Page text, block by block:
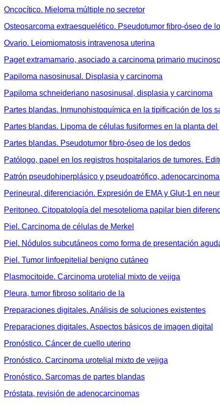
Oncocítico. Mieloma múltiple no secretor
Osteosarcoma extraesquelético. Pseudotumor fibro-óseo de
Ovario. Leiomiomatosis intravenosa uterina
Paget extramamario, asociado a carcinoma primario
Papiloma nasosinusal. Displasia y carcinoma
Papiloma schneideriano nasosinusal, displasia y carcinoma
Partes blandas. Inmunohistoquímica en la tipificación de los
Partes blandas. Lipoma de células fusiformes en la planta del
Partes blandas. Pseudotumor fibro-óseo de los dedos
Patólogo, papel en los registros hospitalarios de tumores.
Patrón pseudohiperplásico y pseudoatrófico,
Perineural, diferenciación. Expresión de EMA y Glut-1 en
Peritoneo. Citopatología del mesotelioma papilar bien
Piel. Carcinoma de células de Merkel
Piel. Nódulos subcutáneos como forma de presentación
Piel. Tumor linfoepitelial benigno cutáneo
Plasmocitoide. Carcinoma urotelial mixto de vejiga
Pleura, tumor fibroso solitario de la
Preparaciones digitales. Análisis de soluciones existentes
Preparaciones digitales. Aspectos básicos de imagen digital
Pronóstico. Cáncer de cuello uterino
Pronóstico. Carcinoma urotelial mixto de vejiga
Pronóstico. Sarcomas de partes blandas
Próstata, revisión de adenocarcinomas